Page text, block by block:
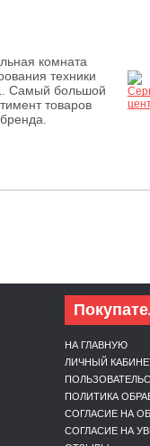
комната
техники
Самый большой
товаров
НА ГЛАВНУЮ
ЛИЧНЫЙ
ПОЛИТИКА
СОГЛАСИЕ НА
СОГЛАСИЕ НА